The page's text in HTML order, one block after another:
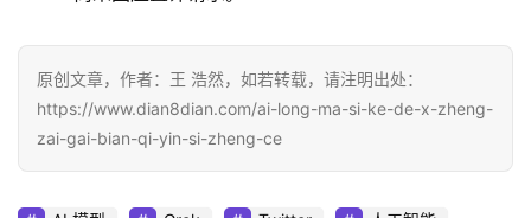
原创文章，作者：王 浩然，如若转载，请注明出处：
https://www.dian8dian.com/ai-long-ma-si-ke-de-x-zheng-
zai-gai-bian-qi-yin-si-zheng-ce